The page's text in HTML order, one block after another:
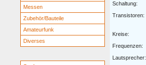
Messen
Zubehör/Bauteile
Amateurfunk
Diverses
Schaltung:
Transistoren:
Kreise:
Frequenzen:
Lautsprecher: